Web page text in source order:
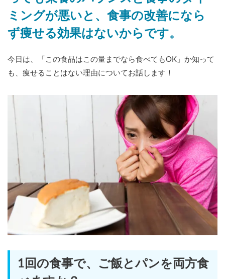
ミングが悪いと、食事の改善になら
ず痩せる効果はないからです。
今日は、「この食品はこの量までなら食べてもOK」か知って
も、痩せることはない理由についてお話します！
1回の食事で、ご飯とパンを両方食